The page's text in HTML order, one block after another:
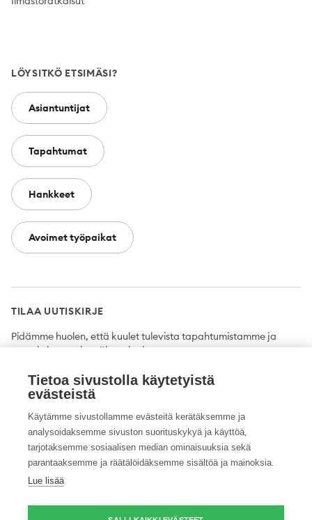
LÖYSITKÖ ETSIMÄSI?
Asiantuntijat
Tapahtumat
Hankkeet
Avoimet työpaikat
TILAA UUTISKIRJE
Pidämme huolen, että kuulet tulevista tapahtumistamme ja
uutuuksista ensimmäisten joukossa.
Tilaa
Twitter FacebookYouTubeInstagramLinkedIn
Tietoa sivustolla käytetyistä
evästeistä
Käytämme sivustollamme evästeitä kerätäksemme ja
analysoidaksemme sivuston suorituskykyä ja käyttöä,
tarjotaksemme sosiaalisen median ominaisuuksia sekä
parantaaksemme ja räätälöidäksemme sisältöä ja mainoksia.
Lue lisää